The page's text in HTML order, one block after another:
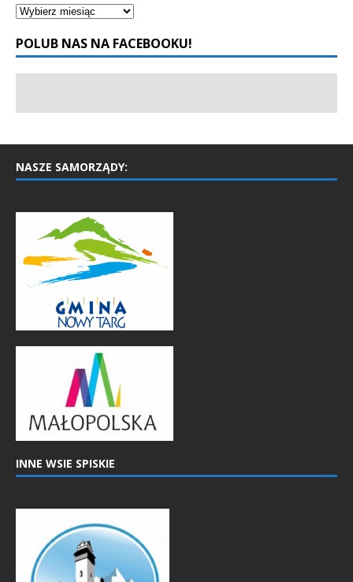
POLUB NAS NA FACEBOOKU!
NASZE SAMORZĄDY:
INNE WSIE SPISKIE